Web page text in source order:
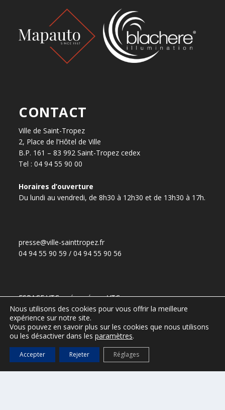
CONTACT
Ville de Saint-Tropez
2, Place de l’Hôtel de Ville
B.P. 161 – 83 992 Saint-Tropez cedex
Tel : 04 94 55 90 00
Horaires d’ouverture
Du lundi au vendredi, de 8h30 à 12h30 et de 13h30 à 17h.
presse@ville-sainttropez.fr
04 94 55 90 59 / 04 94 55 90 56
ESPACE VTC – réservé aux VTC
(Accès :DGS@ville-sainttropez.fr )
Tel. Police Municipale : 04 94 54 86 65
Nous utilisons des cookies pour vous offrir la meilleure
expérience sur notre site.
Vous pouvez en savoir plus sur les cookies que nous utilisons
ou les désactiver dans les paramètres.
Accepter Rejeter Réglages